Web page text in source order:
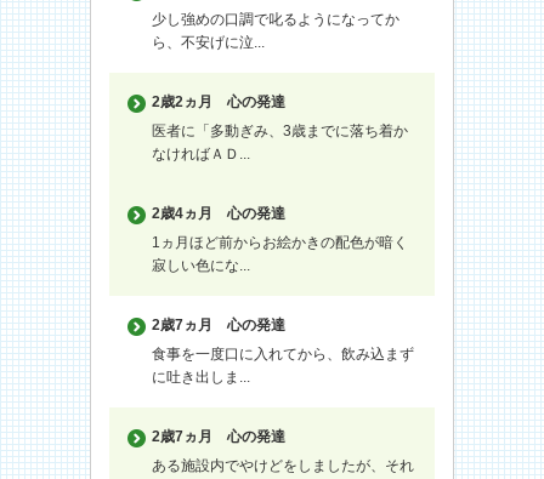
少し強めの口調で叱るようになってか
ら、不安げに泣...
2歳2ヵ月
心の発達
医者に「多動ぎみ、3歳までに落ち着か
なければＡＤ...
2歳4ヵ月
心の発達
1ヵ月ほど前からお絵かきの配色が暗く
寂しい色にな...
2歳7ヵ月
心の発達
食事を一度口に入れてから、飲み込まず
に吐き出しま...
2歳7ヵ月
心の発達
ある施設内でやけどをしましたが、それ